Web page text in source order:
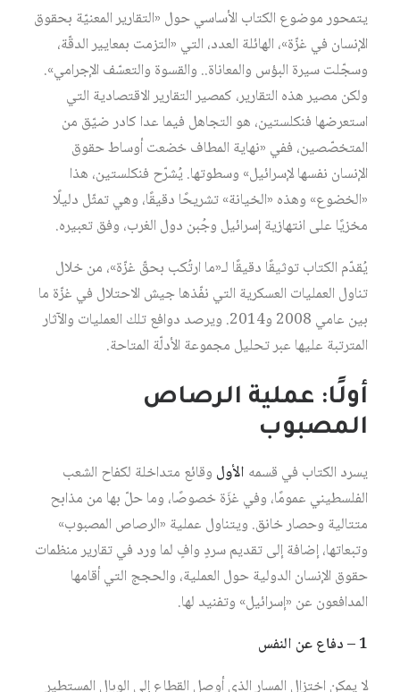
يتمحور موضوع الكتاب الأساسي حول «التقارير المعنيّة بحقوق
الإنسان في غزّة»، الهائلة العدد، التي «التزمت بمعايير الدقّة،
وسجّلت سيرة البؤس والمعاناة.. والقسوة والتعسّف الإجرامي».
ولكن مصير هذه التقارير، كمصير التقارير الاقتصادية التي
استعرضها فنكلستين، هو التجاهل فيما عدا كادر ضيّق من
المتخصّصين، ففي «نهاية المطاف خضعت أوساط حقوق
الإنسان نفسها لإسرائيل» وسطوتها. يُشرّح فنكلستين، هذا
«الخضوع» وهذه «الخيانة» تشريحًا دقيقًا، وهي تمثّل دليلًا
مخزيًا على انتهازية إسرائيل وجُبن دول الغرب، وفق تعبيره.
يُقدّم الكتاب توثيقًا دقيقًا لـ«ما ارتُكب بحقّ غزّة»، من خلال
تناول العمليات العسكرية التي نفّذها جيش الاحتلال في غزّة ما
بين عامي 2008 و2014. ويرصد دوافع تلك العمليات والآثار
المترتبة عليها عبر تحليل مجموعة الأدلّة المتاحة.
أولًا: عملية الرصاص
المصبوب
يسرد الكتاب في قسمه الأول وقائع متداخلة لكفاح الشعب
الفلسطيني عمومًا، وفي غزَة خصوصًا، وما حلّ بها من مذابح
متتالية وحصار خانق. ويتناول عملية «الرصاص المصبوب»
وتبعاتها، إضافة إلى تقديم سردٍ وافٍ لما ورد في تقارير منظمات
حقوق الإنسان الدولية حول العملية، والحجج التي أقامها
المدافعون عن «إسرائيل» وتفنيد لها.
1 – دفاع عن النفس